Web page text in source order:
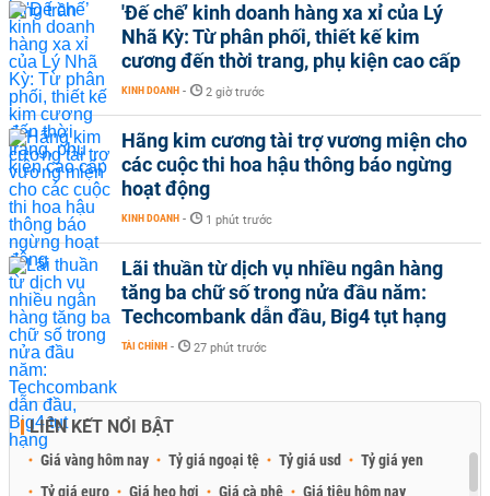
'Đế chế’ kinh doanh hàng xa xỉ của Lý
Nhã Kỳ: Từ phân phối, thiết kế kim
cương đến thời trang, phụ kiện cao cấp
KINH DOANH - 2 giờ trước
Hãng kim cương tài trợ vương miện cho
các cuộc thi hoa hậu thông báo ngừng
hoạt động
KINH DOANH - 1 phút trước
Lãi thuần từ dịch vụ nhiều ngân hàng
tăng ba chữ số trong nửa đầu năm:
Techcombank dẫn đầu, Big4 tụt hạng
TÀI CHÍNH - 27 phút trước
LIÊN KẾT NỔI BẬT
Giá vàng hôm nay Tỷ giá ngoại tệ Tỷ giá usd
Tỷ giá yen
Tỷ giá euro
Giá heo hơi Giá cà phê Giá tiêu hôm nay